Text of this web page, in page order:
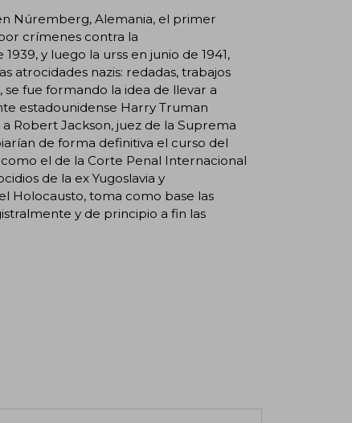
Núremberg, Alemania, el primer
crímenes contra la
y luego la urss en junio de 1941,
atrocidades nazis: redadas, trabajos
se fue formando la idea de llevar a
estadounidense Harry Truman
Robert Jackson, juez de la Suprema
de forma definitiva el curso del
el de la Corte Penal Internacional
de la ex Yugoslavia y
Holocausto, toma como base las
y de principio a fin las